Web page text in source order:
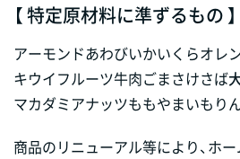
【 特定原材料に準ずるもの 】
アーモンドあわびいかいくらオレ
キウイフルーツ牛肉ごまさけさば
マカダミアナッツももやまいも り
商品のリニューアル等により、ホ